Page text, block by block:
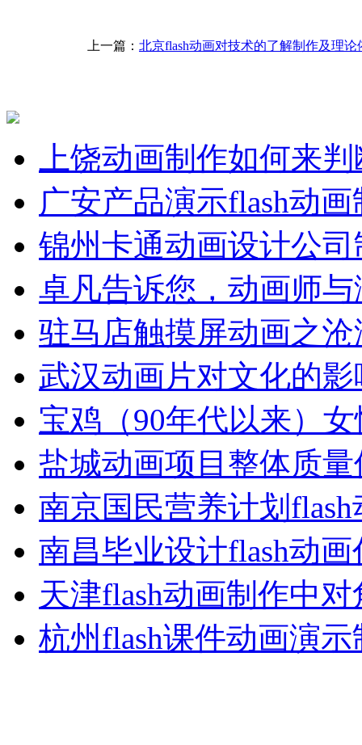
上一篇： 北京flash动画对技术的了解制作及理论
上饶动画制作如何来
广安产品演示flash动
锦州卡通动画设计公
卓凡告诉您，动画师
驻马店触摸屏动画之
武汉动画片对文化的影
宝鸡（90年代以来）
盐城动画项目整体质
南京国民营养计划
南昌毕业设计flash动
天津flash动画制作中
杭州flash课件动画演